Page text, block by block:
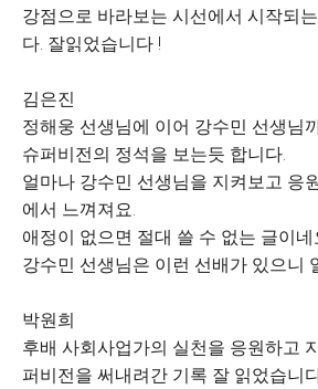
강점으로 바라보는 시선에서 시작되
다. 잘읽었습니다 !
김은진
정해웅 선생님에 이어 강수민 선생님
슈퍼비전의 정석을 보는듯 합니다.
얼마나 강수민 선생님을 지켜보고 응
에서 느껴져요.
애정이 없으면 절대 쓸 수 없는 글이네
강수민 선생님은 이런 선배가 있으니
박원희
후배 사회사업가의 실천을 응원하고
퍼비전을 써내려간 기록 잘 읽었습니